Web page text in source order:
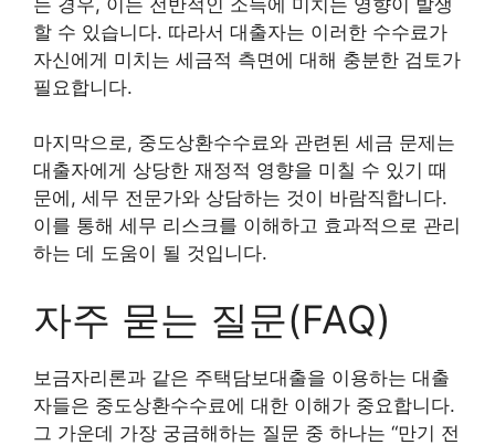
할 수 있습니다. 따라서 대출자는 이러한 수수료가
자신에게 미치는 세금적 측면에 대해 충분한 검토가
필요합니다.
마지막으로, 중도상환수수료와 관련된 세금 문제는
대출자에게 상당한 재정적 영향을 미칠 수 있기 때
문에, 세무 전문가와 상담하는 것이 바람직합니다.
이를 통해 세무 리스크를 이해하고 효과적으로 관리
하는 데 도움이 될 것입니다.
자주 묻는 질문(FAQ)
보금자리론과 같은 주택담보대출을 이용하는 대출
자들은 중도상환수수료에 대한 이해가 중요합니다.
그 가운데 가장 궁금해하는 질문 중 하나는 “만기 전